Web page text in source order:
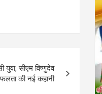
सीएम विष्णुदेव
की नई कहानी